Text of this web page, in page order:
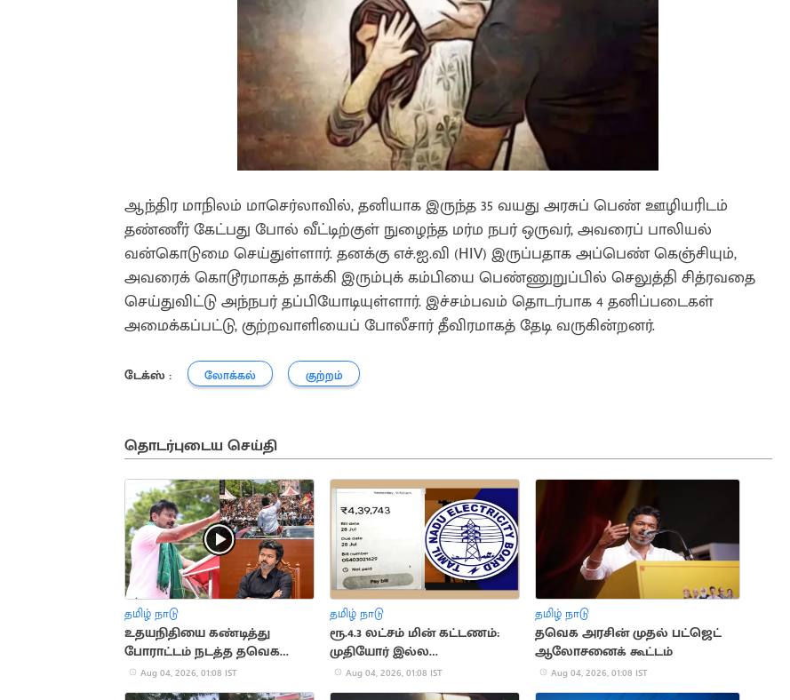
ஆந்திர மாநிலம் மாசெர்லாவில், தனியாக இருந்த 35 வயது அரசுப் பெண் ஊழியரிடம்
தண்ணீர் கேட்பது போல் வீட்டிற்குள் நுழைந்த மர்ம நபர் ஒருவர், அவரைப் பாலியல்
வன்கொடுமை செய்துள்ளார். தனக்கு எச்.ஐ.வி (HIV) இருப்பதாக அப்பெண் கெஞ்சியும்,
அவரைக் கொடூரமாகத் தாக்கி இரும்புக் கம்பியை பெண்ணுறுப்பில் செலுத்தி சித்ரவதை
செய்துவிட்டு அந்நபர் தப்பியோடியுள்ளார். இச்சம்பவம் தொடர்பாக 4 தனிப்படைகள்
அமைக்கப்பட்டு, குற்றவாளியைப் போலீசார் தீவிரமாகத் தேடி வருகின்றனர்.
டேக்ஸ் : லோக்கல் குற்றம்
தொடர்புடைய செய்தி
தமிழ் நாடு
உதயநிதியை கண்டித்து
போராட்டம் நடத்த தவெக
முடிவு!
Aug 04, 2026, 01:08 IST
தமிழ் நாடு
ரூ.4.3 லட்சம் மின் கட்டணம்:
முதியோர் இல்ல
நிர்வாகிகளுக்கு அதிர்ச்சி
Aug 04, 2026, 01:08 IST
தமிழ் நாடு
தவெக அரசின் முதல் பட்ஜெட்
ஆலோசனைக் கூட்டம்
Aug 04, 2026, 01:08 IST